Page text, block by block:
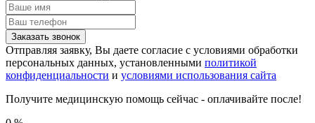
Заказать звонок
Отправляя заявку, Вы даете согласие с условиями обработки
персональных данных, установленными политикой
конфиденциальности и условиями использования сайта
Получите медицинскую помощь сейчас - оплачивайте после!